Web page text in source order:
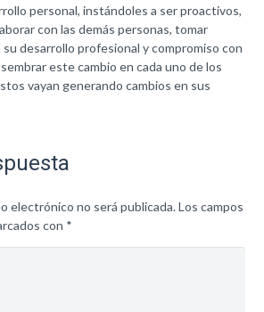
personal, instándoles a ser proactivos,
con las demás personas, tomar
desarrollo profesional y compromiso con
este cambio en cada uno de los
vayan generando cambios en sus
electrónico no será publicada.Los campos
con *